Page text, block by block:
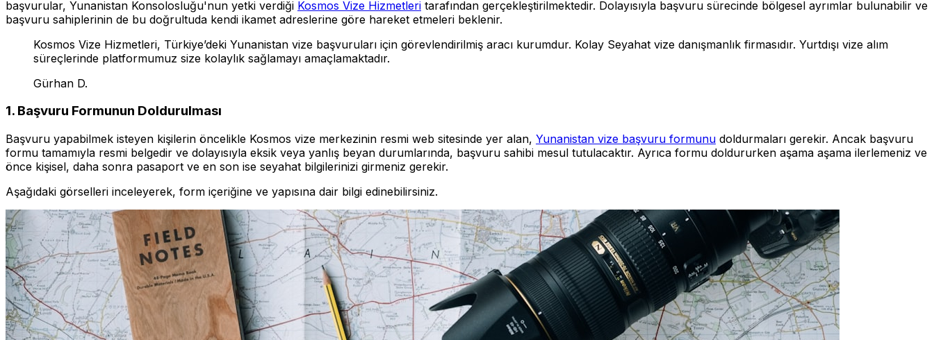
başvurular, Yunanistan Konsolosluğu'nun yetki verdiği Kosmos Vize Hizmetleri tarafından gerçekleştirilmektedir. Dolayısıyla başvuru sürecinde bölgesel ayrımlar bulunabilir ve
başvuru sahiplerinin de bu doğrultuda kendi ikamet adreslerine göre hareket etmeleri beklenir.
Kosmos Vize Hizmetleri, Türkiye’deki Yunanistan vize başvuruları için görevlendirilmiş aracı kurumdur. Kolay Seyahat vize danışmanlık firmasıdır. Yurtdışı vize alım
süreçlerinde platformumuz size kolaylık sağlamayı amaçlamaktadır.
Gürhan D.
1. Başvuru Formunun Doldurulması
Başvuru yapabilmek isteyen kişilerin öncelikle Kosmos vize merkezinin resmi web sitesinde yer alan, Yunanistan vize başvuru formunu doldurmaları gerekir. Ancak başvuru
formu tamamıyla resmi belgedir ve dolayısıyla eksik veya yanlış beyan durumlarında, başvuru sahibi mesul tutulacaktır. Ayrıca formu doldururken aşama aşama ilerlemeniz ve
önce kişisel, daha sonra pasaport ve en son ise seyahat bilgilerinizi girmeniz gerekir.
Aşağıdaki görselleri inceleyerek, form içeriğine ve yapısına dair bilgi edinebilirsiniz.